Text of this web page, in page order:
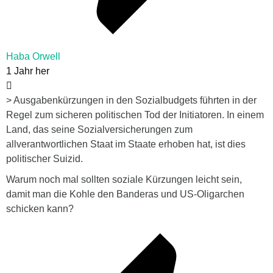
Haba Orwell
1 Jahr her
> Ausgabenkürzungen in den Sozialbudgets führten in der
Regel zum sicheren politischen Tod der Initiatoren. In einem
Land, das seine Sozialversicherungen zum
allverantwortlichen Staat im Staate erhoben hat, ist dies
politischer Suizid.
Warum noch mal sollten soziale Kürzungen leicht sein,
damit man die Kohle den Banderas und US-Oligarchen
schicken kann?